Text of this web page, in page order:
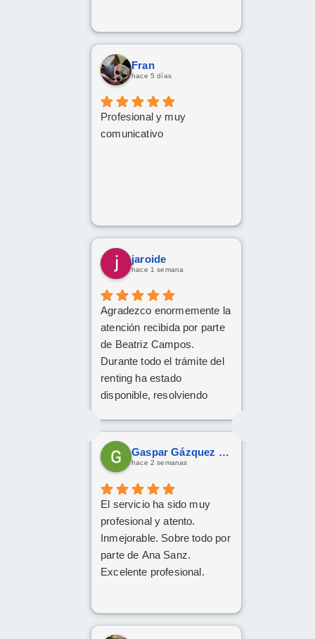
Fran
hace 5 días
Profesional y muy
comunicativo
jaroide
hace 1 semana
Agradezco enormemente la
atención recibida por parte
de Beatriz Campos.
Durante todo el trámite del
renting ha estado
disponible, resolviendo
amabilidad y mucha
claridad. La gestión ha sido
rápida y profesional. ¡Cinco
Gaspar Gázquez Galera
hace 2 semanas
El servicio ha sido muy
profesional y atento.
Inmejorable. Sobre todo por
parte de Ana Sanz.
Excelente profesional.